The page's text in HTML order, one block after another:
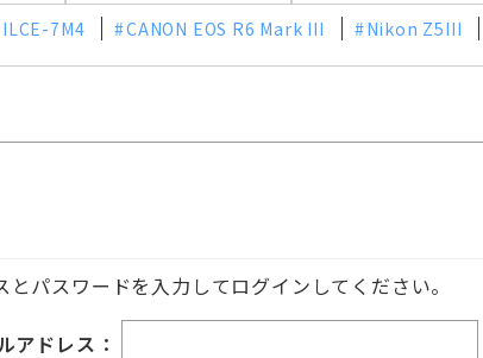
ILCE-7M4 CANON EOS R6 Mark III Nikon Z5III
とパスワードを入力してログインしてください。
アドレス：